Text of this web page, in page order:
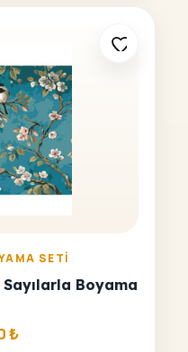
SETI
Boyama
₺